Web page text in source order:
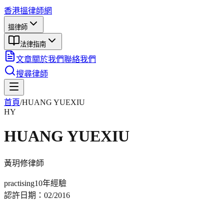
香港搵律師網
搵律師
法律指南
文章關於我們聯絡我們
搜尋律師
首頁/HUANG YUEXIU
HY
HUANG YUEXIU
黃玥修律師
practising10年經驗
認許日期： 02/2016